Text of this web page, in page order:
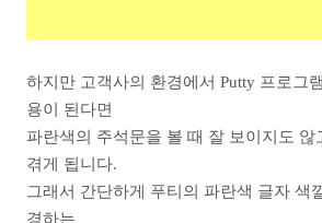
하지만 고객사의 환경에서 Putty 프로그
용이 된다면
파란색의 주석문을 볼 때 잘 보이지도 않
겪게 됩니다.
그래서 간단하게 푸티의 파란색 글자 색
경하는